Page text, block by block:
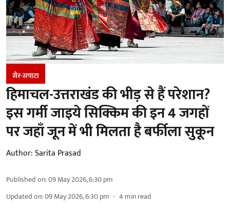
सैर-सपाटा
हिमाचल-उत्तराखंड की भीड़ से हैं परेशान?
इस गर्मी जाइये सिक्किम की इन 4 जगहों
पर जहाँ जून में भी मिलता है बर्फीला सुकून
Author:Sarita Prasad
Published on:09 May 2026, 6:30 pm
Updated on:09 May 2026, 6:30 pm 4 min read